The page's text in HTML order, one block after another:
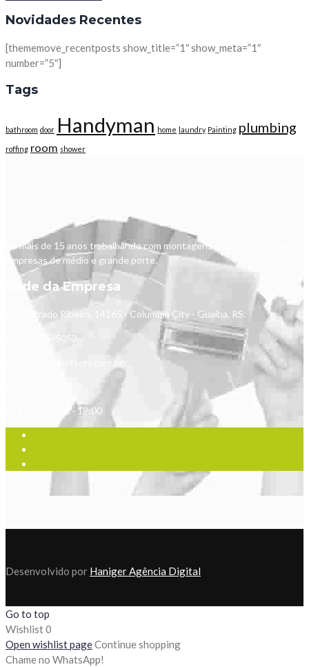
Novidades Recentes
[thememove_recentposts show_title=”1″ show_meta=”1″
number=”5″]
Tags
bathroom door Handyman home laundry Painting plumbing
roffing room shower
Há mais de 15 anos trabalhando com montagens e construções para
empresas de médio e grande porte.
Sede da Empresa
Rua Barrado Ribeiro, 14165 - Columbia City - Guaíba, RS.
(51) 99155-5053
comercial@mmtserv.com.br
Seg - Sex: 8:00 - 19:00
Desenvolvido por Haniger Agência Digital
Go to top
Wishlist0
Open wishlist pageContinue shopping
Chame no WhatsApp!